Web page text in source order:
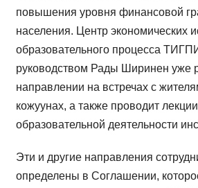
повышения уровня финансовой
населения. Центр экономических
образовательного процесса
руководством Рады Ширинен уже
направлении на встречах с
кожуунах, а также проводит
образовательной деятельности
Эти и другие направления
определены в Соглашении,